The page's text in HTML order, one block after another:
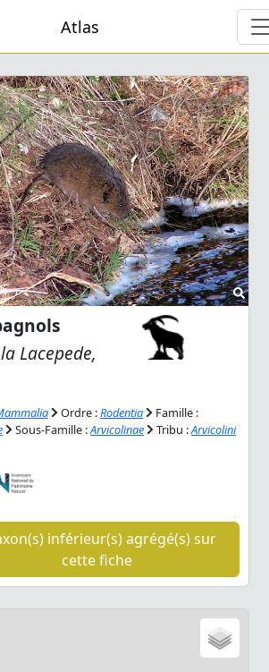
Atlas
Lacepede,
Ordre :Rodentia
Famille :
Sous-Famille :Arvicolinae Tribu :Arvicolini
inférieur(s) agrégé(s) sur
cette fiche